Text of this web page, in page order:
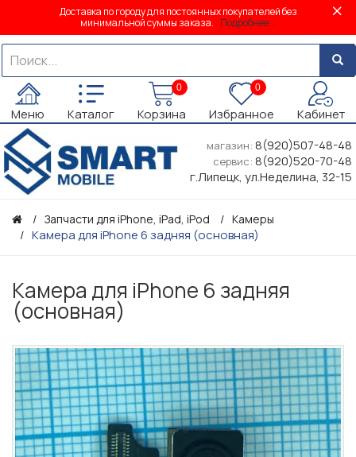
Доставка по городу для постоянных покупателей без
минимальной суммы заказа. Подробнее...
Меню Каталог
0
Корзина
0
Избранное Кабинет
магазин: 8(920)507-48-48
сервис: 8(920)520-70-48
г.Липецк, ул.Неделина, 32-15
Запчасти для iPhone, iPad, iPod Камеры
Камера для iPhone 6 задняя (основная)
Камера для iPhone 6 задняя
(основная)